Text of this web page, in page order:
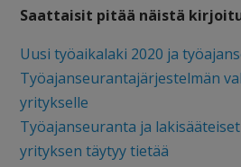
Saattaisit pitää näistä
Uusi työaikalaki 2020 ja
Työajanseurantajärjestelmän
yritykselle
Työajanseuranta ja
yrityksen täytyy tietää